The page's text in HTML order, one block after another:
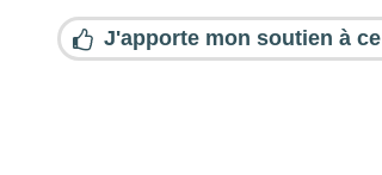
J'apporte mon soutien à